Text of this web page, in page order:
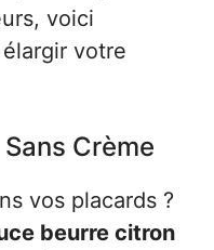
voici
votre
Crème
vos placards ?
beurre citron